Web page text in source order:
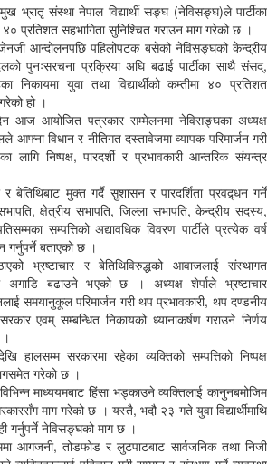
भ्रातृ संस्था नेपाल विद्यार्थी सङ्घ (नेविसङ्घ)ले पार्टीका
४० प्रतिशत सहभागिता सुनिश्चित गराउन माग गरेको छ ।
आन्दोलनपछि पहिलोपटक बसेको नेविसङ्घको केन्द्रीय
पुनःसरचना प्रक्रिया अघि बढाई पार्टीका साथै संसद्,
युवा तथा विद्यार्थीको कम्तीमा ४० प्रतिशत
हो ।
आज आयोजित पत्रकार सम्मेलनमा नेविसङ्घका अध्यक्ष
आफ्ना विधान र नीतिगत दस्तावेजमा व्यापक परिमार्जन गरी
लागि निष्पक्ष, पारदर्शी र प्रभावकारी आन्तरिक संयन्त्र
र बेतिथिबाट मुक्त गर्दै सुशासन र पारदर्शिता प्रवद्र्धन गर्ने
क्षेत्रीय सभापति, जिल्ला सभापति, केन्द्रीय सदस्य,
सम्पत्तिको अद्यावधिक विवरण पार्टीले प्रत्येक वर्ष
गर्नुपर्ने बताएको छ ।
भ्रष्टाचार र बेतिथिविरुद्धको आवाजलाई संस्थागत
बढाउने भएको छ । अध्यक्ष शेर्पाले भ्रष्टाचार
समयानुकूल परिमार्जन गरी थप प्रभावकारी, थप दण्डनीय
एवम् सम्बन्धित निकायको ध्यानाकर्षण गराउने निर्णय
सरकारमा रहेका व्यक्तिको सम्पत्तिको निष्पक्ष
गरेको छ ।
माध्ययमबाट हिंसा भड्काउने व्यक्तिलाई कानुनबमोजिम
माग गरेको छ । यस्तै, भदौ २३ गते युवा विद्यार्थीमाथि
गर्नुपर्ने नेविसङ्घको माग छ ।
आगजनी, तोडफोड र लुटपाटबाट सार्वजनिक तथा निजी